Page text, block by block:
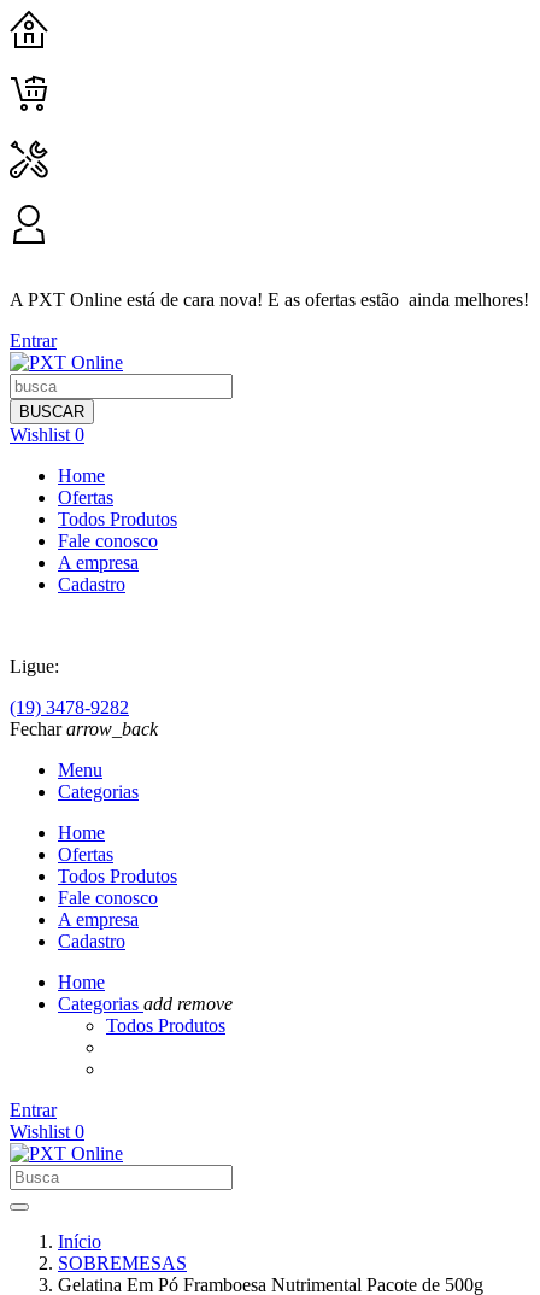
A PXT Online está de cara nova! E as ofertas estão ainda melhores!
Entrar
BUSCAR
Wishlist 0
Home
Ofertas
Todos Produtos
Fale conosco
A empresa
Cadastro
Ligue:
(19) 3478-9282
Fechararrow_back
Menu
Categorias
Home
Ofertas
Todos Produtos
Fale conosco
A empresa
Cadastro
Home
Categorias add remove
Todos Produtos
Entrar
Wishlist 0
Início
SOBREMESAS
Gelatina Em Pó Framboesa Nutrimental Pacote de 500g